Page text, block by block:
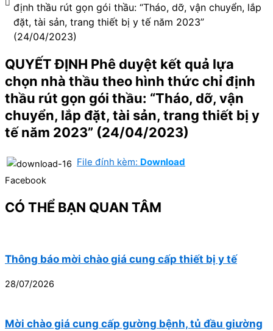
định thầu rút gọn gói thầu: “Tháo, dỡ, vận chuyển, lắp
đặt, tài sản, trang thiết bị y tế năm 2023”
(24/04/2023)
QUYẾT ĐỊNH Phê duyệt kết quả lựa
chọn nhà thầu theo hình thức chỉ định
thầu rút gọn gói thầu: “Tháo, dỡ, vận
chuyển, lắp đặt, tài sản, trang thiết bị y
tế năm 2023” (24/04/2023)
File đính kèm: Download
Facebook
CÓ THỂ BẠN QUAN TÂM
Thông báo mời chào giá cung cấp thiết bị y tế
28/07/2026
Mời chào giá cung cấp gường bệnh, tủ đầu giường